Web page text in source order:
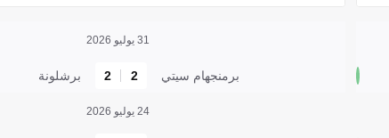
31 يوليو 2026
برمنجهام سيتي 2
2 برشلونة
24 يوليو 2026